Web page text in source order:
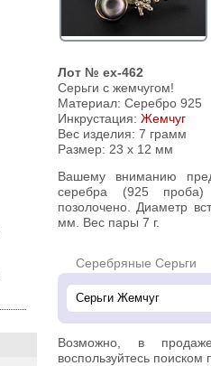
Лот № ex-462
Серьги с жемчугом!
Материал: Серебро 925
Инкрустация: Жемчуг
Вес изделия: 7 грамм
Размер: 23 х 12 мм
Вашему вниманию предлагаются серьги из стерлингового
серебра (925
позолочено. Диаметр
мм. Вес пары 7 г.
Серебряные Серьги
Возможно, в
воспользуйтесь поиском